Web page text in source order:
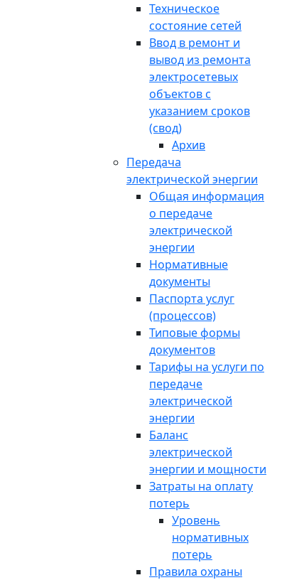
Техническое
состояние сетей
Ввод в ремонт и
вывод из ремонта
электросетевых
объектов с
указанием сроков
(свод)
Архив
Передача
электрической энергии
Общая информация
о передаче
электрической
энергии
Нормативные
документы
Паспорта услуг
(процессов)
Типовые формы
документов
Тарифы на услуги по
передаче
электрической
энергии
Баланс
электрической
энергии и мощности
Затраты на оплату
потерь
Уровень
нормативных
потерь
Правила охраны